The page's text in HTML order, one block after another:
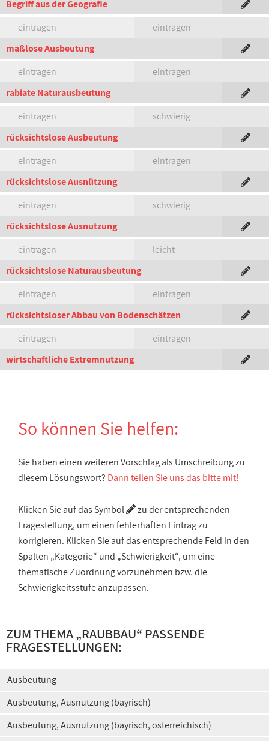
Begriff aus der Geografie
eintragen
eintragen
maßlose Ausbeutung
eintragen
eintragen
rabiate Naturausbeutung
eintragen
schwierig
rücksichtslose Ausbeutung
eintragen
eintragen
rücksichtslose Ausnützung
eintragen
schwierig
rücksichtslose Ausnutzung
eintragen
leicht
rücksichtslose Naturausbeutung
eintragen
eintragen
rücksichtsloser Abbau von Bodenschätzen
eintragen
eintragen
wirtschaftliche Extremnutzung
So können Sie helfen:
Sie haben einen weiteren Vorschlag als Umschreibung zu
diesem Lösungswort? Dann teilen Sie uns das bitte mit!
Klicken Sie auf das Symbol
zu der entsprechenden
Fragestellung, um einen fehlerhaften Eintrag zu
korrigieren. Klicken Sie auf das entsprechende Feld in den
Spalten „Kategorie“ und „Schwierigkeit“, um eine
thematische Zuordnung vorzunehmen bzw. die
Schwierigkeitsstufe anzupassen.
ZUM THEMA „RAUBBAU“ PASSENDE
FRAGESTELLUNGEN:
Ausbeutung
Ausbeutung, Ausnutzung (bayrisch)
Ausbeutung, Ausnutzung (bayrisch, österreichisch)